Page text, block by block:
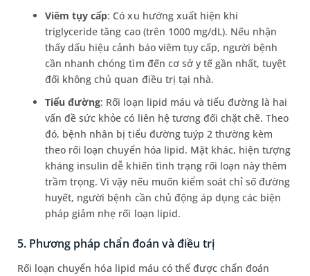
Viêm tụy cấp: Có xu hướng xuất hiện khi
triglyceride tăng cao (trên 1000 mg/dL). Nếu nhận
thấy dấu hiệu cảnh báo viêm tụy cấp, người bệnh
cần nhanh chóng tìm đến cơ sở y tế gần nhất, tuyệt
đối không chủ quan điều trị tại nhà.
Tiểu đường: Rối loạn lipid máu và tiểu đường là hai
vấn đề sức khỏe có liên hệ tương đối chặt chẽ. Theo
đó, bệnh nhân bị tiểu đường tuýp 2 thường kèm
theo rối loạn chuyển hóa lipid. Mặt khác, hiện tượng
kháng insulin dễ khiến tình trạng rối loạn này thêm
trầm trọng. Vì vậy nếu muốn kiểm soát chỉ số đường
huyết, người bệnh cần chủ động áp dụng các biện
pháp giảm nhẹ rối loạn lipid.
5. Phương pháp chẩn đoán và điều trị
Rối loạn chuyển hóa lipid máu có thể được chẩn đoán